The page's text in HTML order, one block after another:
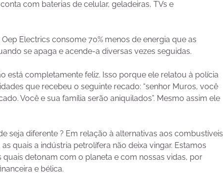
com baterias de celular, geladeiras, TVs e
Electrics consome 70% menos de energia que as
se apaga e acende-a diversas vezes seguidas.
está completamente feliz. Isso porque ele relatou à polícia
que recebeu o seguinte recado: “senhor Muros, você
Você e sua família serão aniquilados”. Mesmo assim ele
seja diferente ? Em relação à alternativas aos combustíveis
quais a indústria petrolífera não deixa vingar. Estamos
detonam com o planeta e com nossas vidas, por
e bélica.